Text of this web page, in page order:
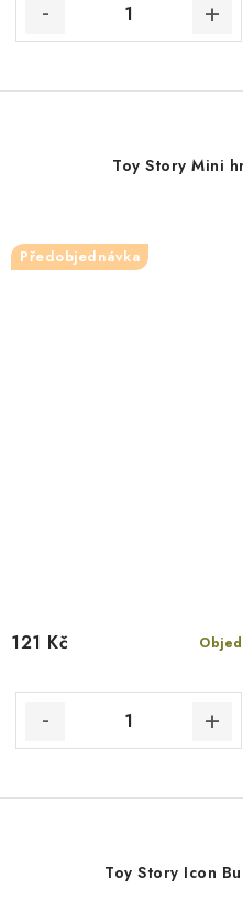
Toy Story Mini
Předobjednávka
121 Kč
Toy Story Icon